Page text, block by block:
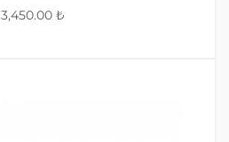
3,450.00 ₺